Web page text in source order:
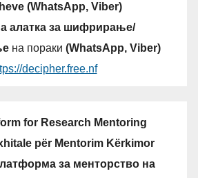
(WhatsApp, Viber)
алатка за шифрирање/
на пораки (WhatsApp, Viber)
decipher.free.nf
for Research Mentoring
për Mentorim Kërkimor
за менторство на